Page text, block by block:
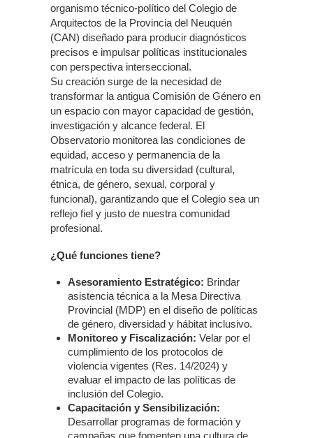
organismo técnico-político del Colegio de
Arquitectos de la Provincia del Neuquén
(CAN) diseñado para producir diagnósticos
precisos e impulsar políticas institucionales
con perspectiva interseccional.
Su creación surge de la necesidad de
transformar la antigua Comisión de Género en
un espacio con mayor capacidad de gestión,
investigación y alcance federal. El
Observatorio monitorea las condiciones de
equidad, acceso y permanencia de la
matrícula en toda su diversidad (cultural,
étnica, de género, sexual, corporal y
funcional), garantizando que el Colegio sea un
reflejo fiel y justo de nuestra comunidad
profesional.
¿Qué funciones tiene?
Asesoramiento Estratégico: Brindar
asistencia técnica a la Mesa Directiva
Provincial (MDP) en el diseño de políticas
de género, diversidad y hábitat inclusivo.
Monitoreo y Fiscalización: Velar por el
cumplimiento de los protocolos de
violencia vigentes (Res. 14/2024) y
evaluar el impacto de las políticas de
inclusión del Colegio.
Capacitación y Sensibilización:
Desarrollar programas de formación y
campañas que fomenten una cultura de